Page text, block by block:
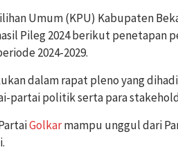
Umum (KPU) Kabupaten
Pileg 2024 berikut penetapan
2024-2029.
dalam rapat pleno yang
partai politik serta para
Golkarmampu unggul dari